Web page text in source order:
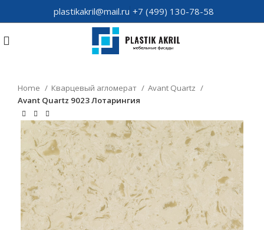
plastikakril@mail.ru +7 (499) 130-78-58
Home Кварцевый агломерат
Avant Quartz
Avant Quartz 9023 Лотарингия